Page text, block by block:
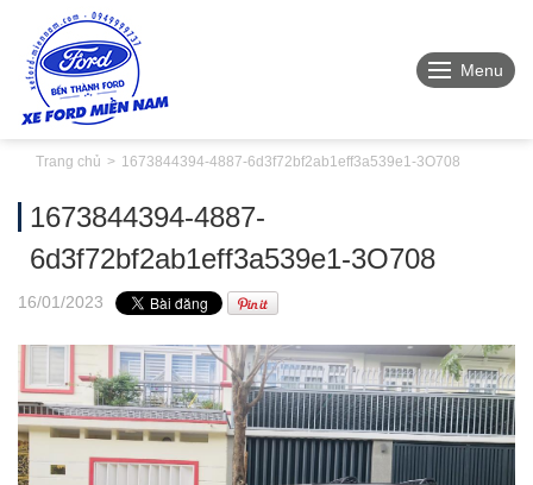
Menu
Trang chủ 1673844394-4887-6d3f72bf2ab1eff3a539e1-3O708
1673844394-4887-
6d3f72bf2ab1eff3a539e1-3O708
16/01/2023